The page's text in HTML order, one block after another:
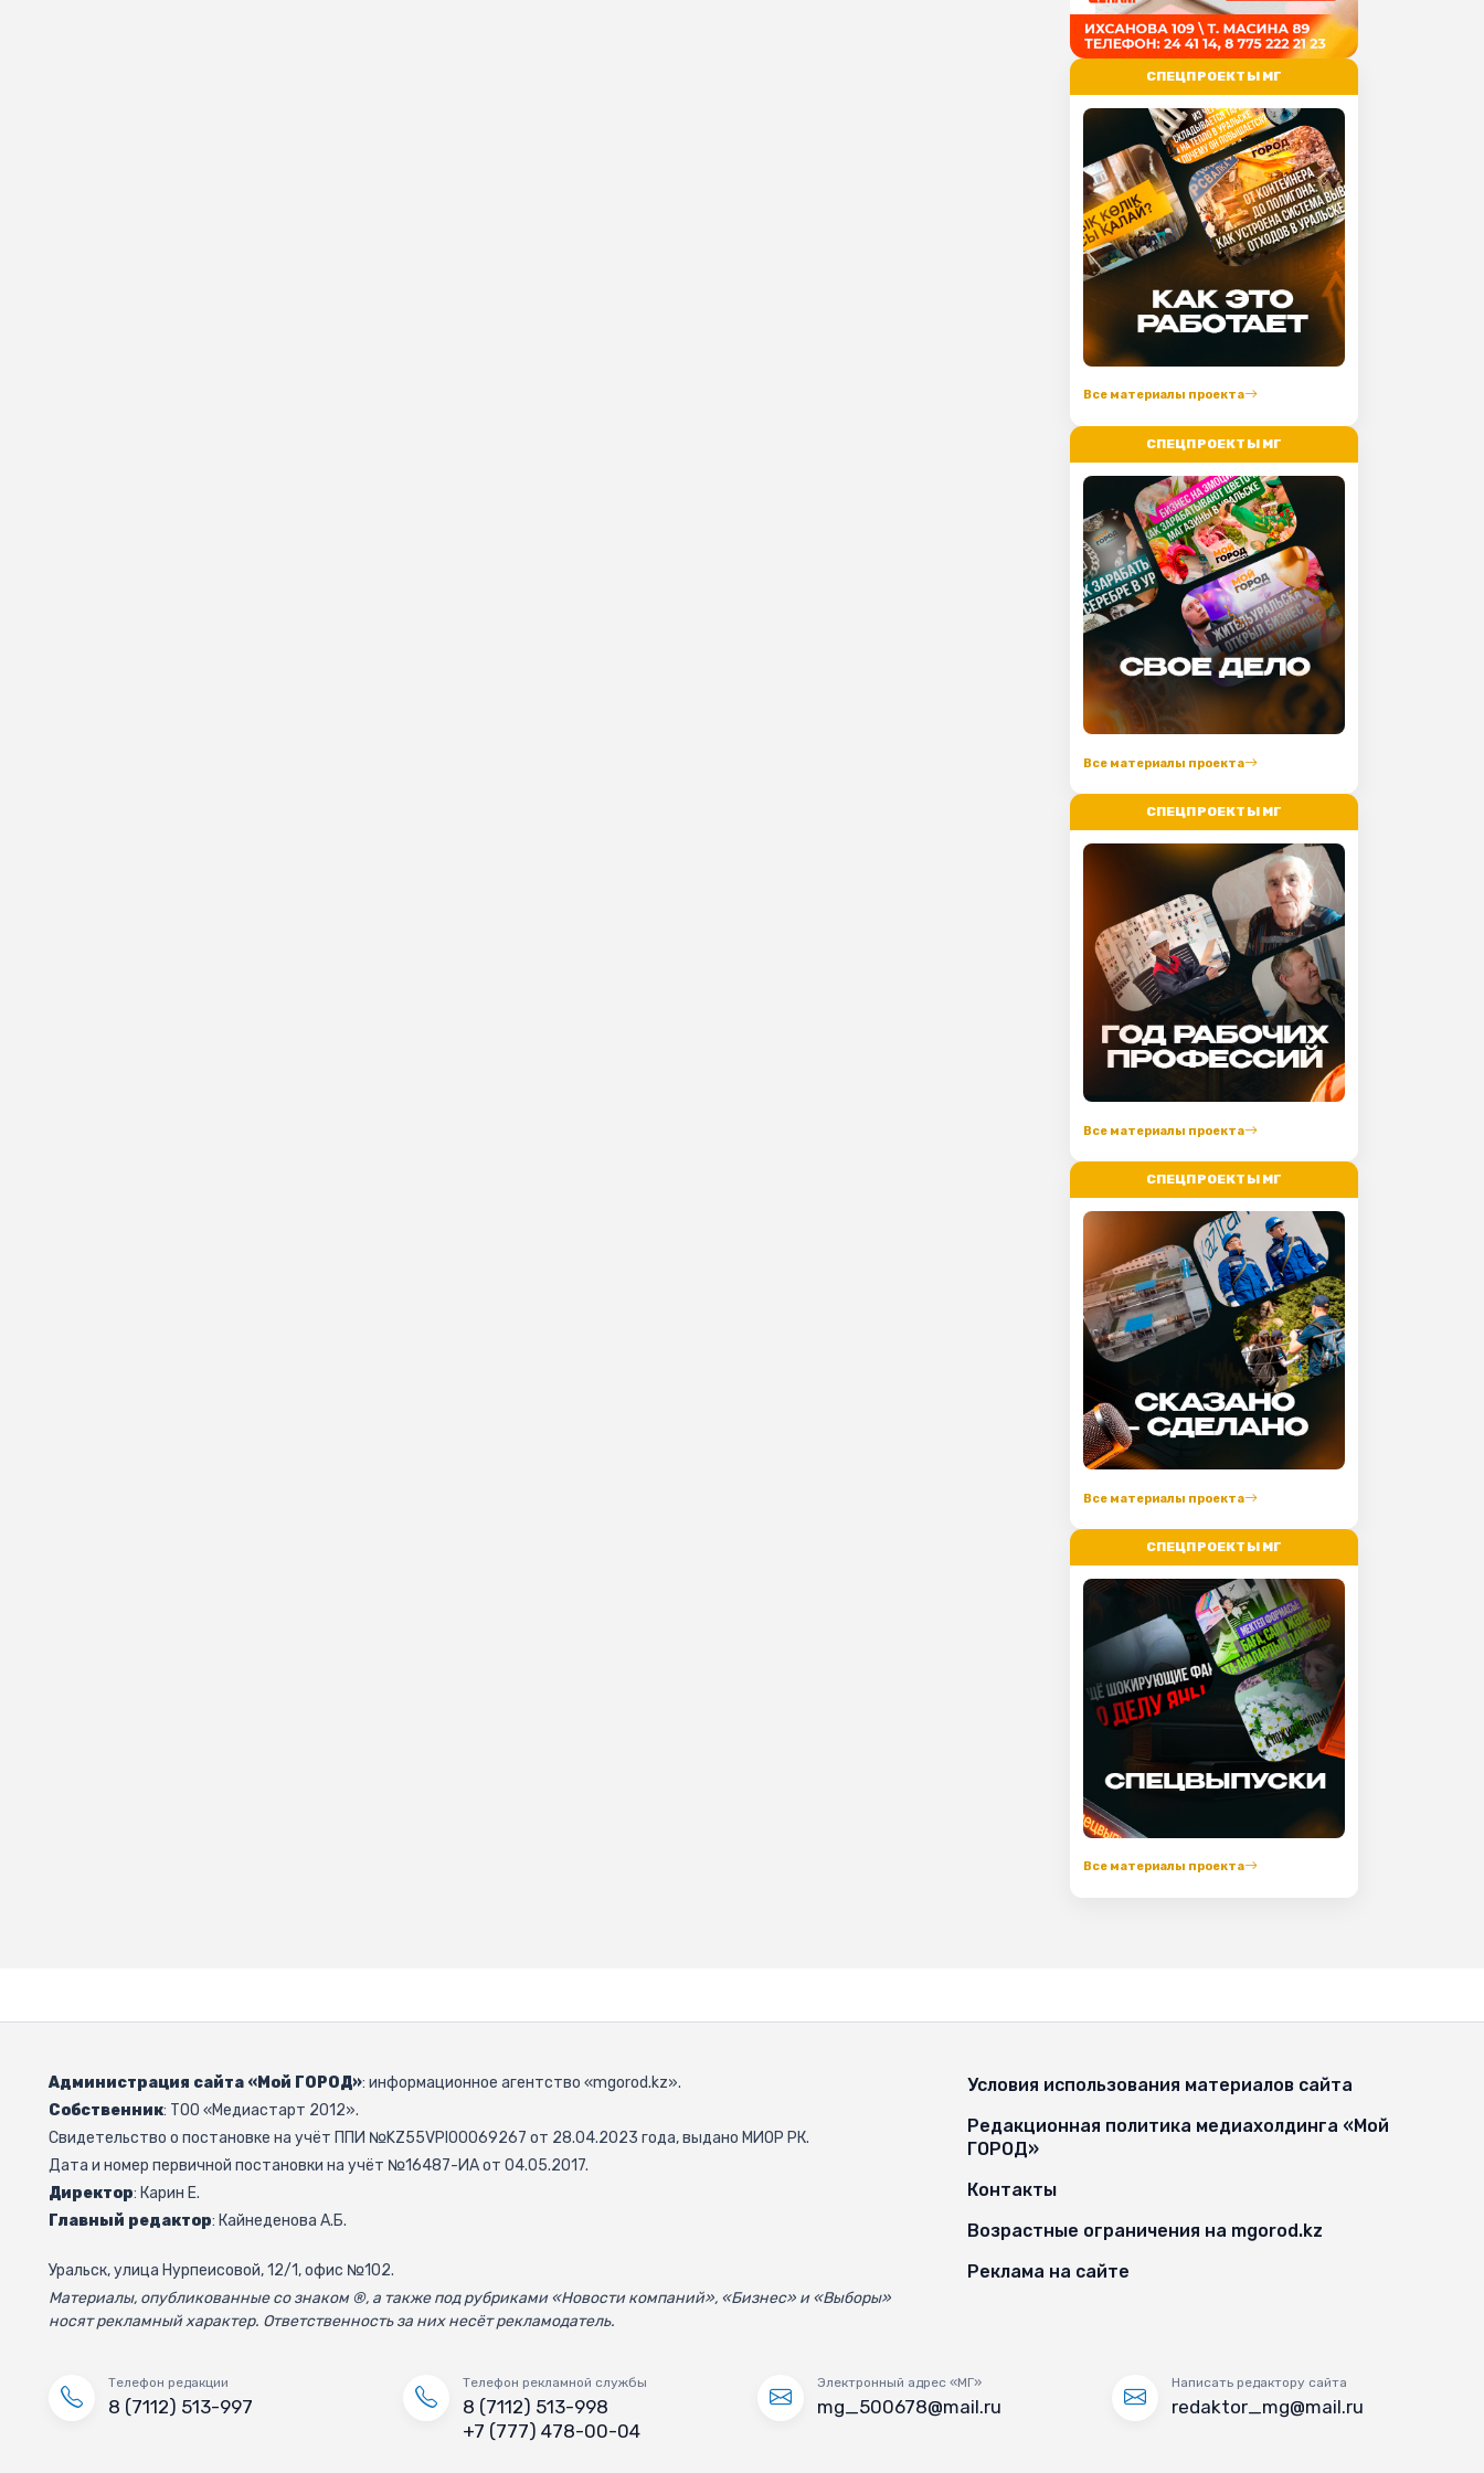
СПЕЦПРОЕКТЫ МГ
Все материалы проекта
СПЕЦПРОЕКТЫ МГ
Все материалы проекта
СПЕЦПРОЕКТЫ МГ
Все материалы проекта
СПЕЦПРОЕКТЫ МГ
Все материалы проекта
СПЕЦПРОЕКТЫ МГ
Все материалы проекта
Администрация сайта «Мой ГОРОД»: информационное агентство «mgorod.kz».
Собственник: ТОО «Медиастарт 2012».
Свидетельство о постановке на учёт ППИ №KZ55VPI00069267 от 28.04.2023 года, выдано МИОР РК.
Дата и номер первичной постановки на учёт №16487-ИА от 04.05.2017.
Директор: Карин Е.
Главный редактор: Кайнеденова А.Б.
Уральск, улица Нурпеисовой, 12/1, офис №102.
Материалы, опубликованные со знаком ®, а также под рубриками «Новости компаний», «Бизнес» и «Выборы»
носят рекламный характер. Ответственность за них несёт рекламодатель.
Условия использования материалов сайта
Редакционная политика медиахолдинга «Мой
ГОРОД»
Контакты
Возрастные ограничения на mgorod.kz
Реклама на сайте
Телефон редакции
8 (7112) 513-997
Телефон рекламной службы
8 (7112) 513-998
+7 (777) 478-00-04
Электронный адрес «МГ»
mg_500678@mail.ru
Написать редактору сайта
redaktor_mg@mail.ru